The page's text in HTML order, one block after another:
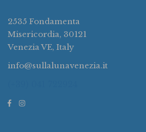
2535 Fondamenta
Misericordia, 30121
Venezia VE, Italy
info@sullalunavenezia.it